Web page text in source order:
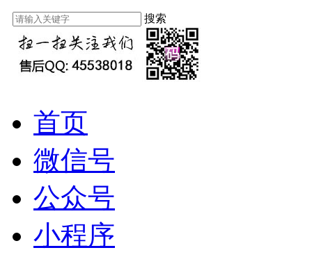
搜索
首页
微信号
公众号
小程序